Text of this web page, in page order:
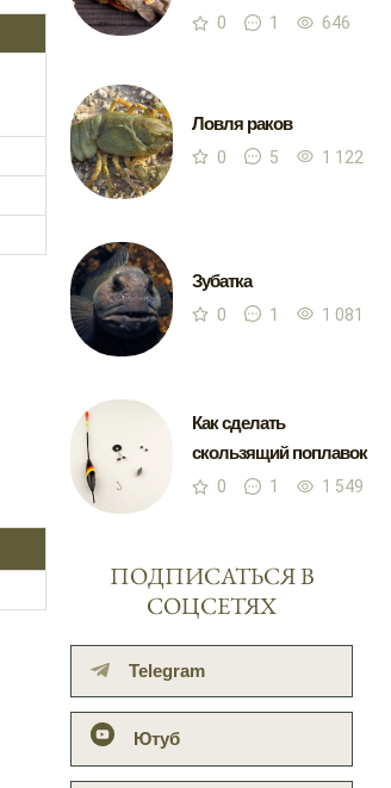
0 1 646
Ловля раков
0 5 1 122
Зубатка
0 1 1 081
Как сделать
скользящий поплавок
0 1 1 549
ПОДПИСАТЬСЯ В
СОЦСЕТЯХ
Telegram
Ютуб